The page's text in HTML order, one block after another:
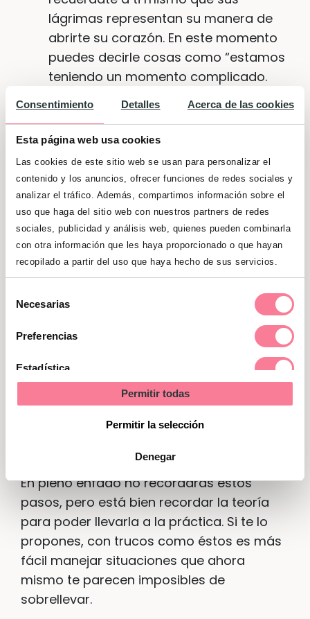
Consentimiento Detalles Acerca de las cookies
Esta página web usa cookies
Las cookies de este sitio web se usan para personalizar el
contenido y los anuncios, ofrecer funciones de redes sociales y
analizar el tráfico. Además, compartimos información sobre el
uso que haga del sitio web con nuestros partners de redes
sociales, publicidad y análisis web, quienes pueden combinarla
con otra información que les haya proporcionado o que hayan
recopilado a partir del uso que haya hecho de sus servicios.
Necesarias
Preferencias
Estadística
Permitir todas
Permitir la selección
Denegar
lágrimas representan su manera de
abrirte su corazón. En este momento
puedes decirle cosas como “estamos
teniendo un momento complicado.
Con niños mayores puedes probar
con “tú necesitas ….. y yo…. ¿qué
podemos hacer para solucionar esta
situación?
En un momento de bloqueo
intenta conectar con tu hijo. Todo lo
demás debería esperar (no siempre
es posible).
descubre qué podéis aprender de lo
que ha sucedido. Piensa en qué puede
(ponerte en el lugar de tu hijo, estar
más descansado, reduciendo
podéis cambiar los dos para que no
vuelva a repetirse la escena.
En pleno enfado no recordarás estos
pasos, pero está bien recordar la teoría
para poder llevarla a la práctica. Si te lo
propones, con trucos como éstos es más
fácil manejar situaciones que ahora
mismo te parecen imposibles de
sobrellevar.